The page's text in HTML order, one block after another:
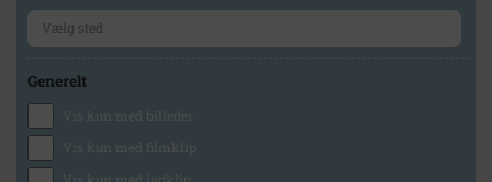
Generelt
Vis kun med billeder
Vis kun med filmklip